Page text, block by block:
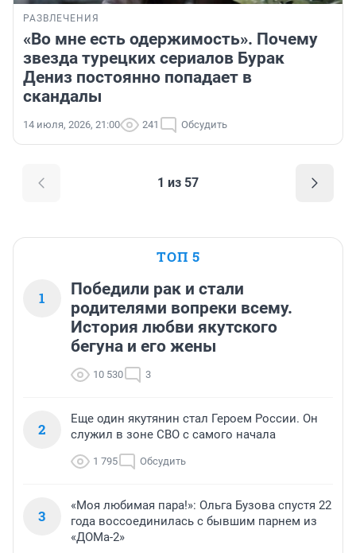
РАЗВЛЕЧЕНИЯ
«Во мне есть одержимость». Почему
звезда турецких сериалов Бурак
Дениз постоянно попадает в
скандалы
14 июля, 2026, 21:00 241 Обсудить
1 из 57
ТОП 5
1
Победили рак и стали
родителями вопреки всему.
История любви якутского
бегуна и его жены
10 530 3
2
Еще один якутянин стал Героем России. Он
служил в зоне СВО с самого начала
1 795 Обсудить
3
«Моя любимая пара!»: Ольга Бузова спустя 22
года воссоединилась с бывшим парнем из
«ДОМа-2»